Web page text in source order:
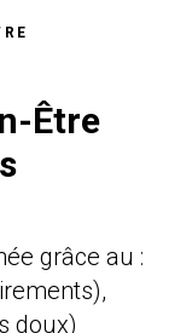
Être
grâce au :
doux)